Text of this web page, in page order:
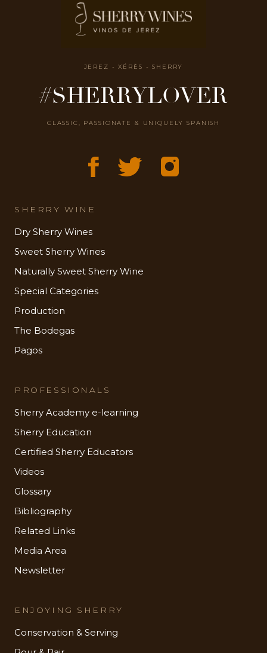
JEREZ - XÉRÈS - SHERRY
#SHERRYLOVER
CLASSIC, PASSIONATE & UNIQUELY SPANISH
SHERRY WINE
Dry Sherry Wines
Sweet Sherry Wines
Naturally Sweet Sherry Wine
Special Categories
Production
The Bodegas
Pagos
PROFESSIONALS
Sherry Academy e-learning
Sherry Education
Certified Sherry Educators
Videos
Glossary
Bibliography
Related Links
Media Area
Newsletter
ENJOYING SHERRY
Conservation & Serving